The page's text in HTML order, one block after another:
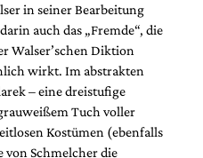
in seiner Bearbeitung
auch das „Fremde“, die
Walser’schen Diktion
wirkt. Im abstrakten
– eine dreistufige
Tuch voller
Kostümen (ebenfalls
von Schmelcher die